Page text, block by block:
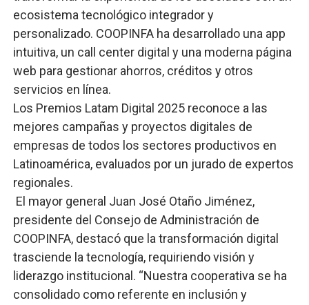
ecosistema tecnológico integrador y
personalizado. COOPINFA ha desarrollado una app
intuitiva, un call center digital y una moderna página
web para gestionar ahorros, créditos y otros
servicios en línea.
Los Premios Latam Digital 2025 reconoce a las
mejores campañas y proyectos digitales de
empresas de todos los sectores productivos en
Latinoamérica, evaluados por un jurado de expertos
regionales.
El mayor general Juan José Otaño Jiménez,
presidente del Consejo de Administración de
COOPINFA, destacó que la transformación digital
trasciende la tecnología, requiriendo visión y
liderazgo institucional. “Nuestra cooperativa se ha
consolidado como referente en inclusión y